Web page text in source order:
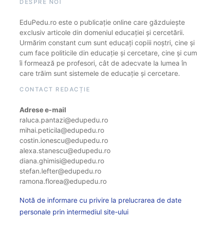
DESPRE NOI
EduPedu.ro este o publicație online care găzduiește
exclusiv articole din domeniul educației și cercetării.
Urmărim constant cum sunt educați copiii noștri, cine și
cum face politicile din educație și cercetare, cine și cum
îi formează pe profesori, cât de adecvate la lumea în
care trăim sunt sistemele de educație și cercetare.
CONTACT REDACȚIE
Adrese e-mail
raluca.pantazi@edupedu.ro
mihai.peticila@edupedu.ro
costin.ionescu@edupedu.ro
alexa.stanescu@edupedu.ro
diana.ghimisi@edupedu.ro
stefan.lefter@edupedu.ro
ramona.florea@edupedu.ro
Notă de informare cu privire la prelucrarea de date
personale prin intermediul site-ului